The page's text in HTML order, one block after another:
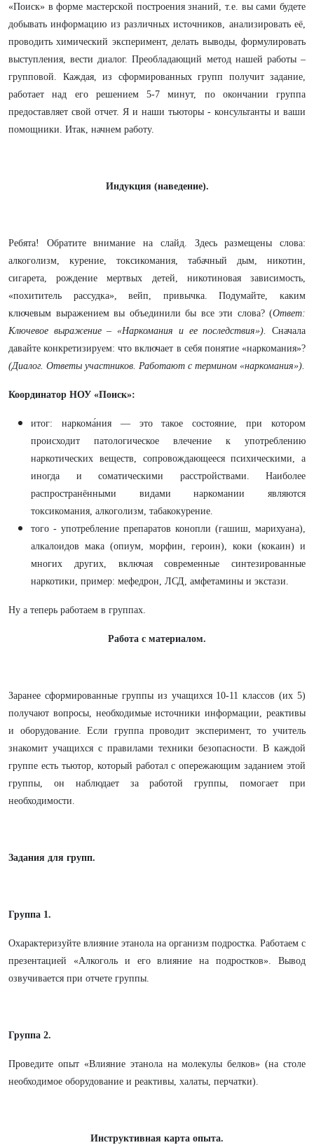
«Поиск» в форме мастерской построения знаний, т.е. вы сами будете
добывать информацию из различных источников, анализировать её,
проводить химический эксперимент, делать выводы, формулировать
выступления, вести диалог. Преобладающий метод нашей работы –
групповой. Каждая, из сформированных групп получит задание,
работает над его решением 5-7 минут, по окончании группа
предоставляет свой отчет. Я и наши тьюторы - консультанты и ваши
помощники. Итак, начнем работу.
Индукция (наведение).
Ребята! Обратите внимание на слайд. Здесь размещены слова:
алкоголизм, курение, токсикомания, табачный дым, никотин,
сигарета, рождение мертвых детей, никотиновая зависимость,
«похититель рассудка», вейп, привычка. Подумайте, каким
ключевым выражением вы объединили бы все эти слова? (Ответ:
Ключевое выражение – «Наркомания и ее последствия»).
Сначала
давайте конкретизируем: что включает в себя понятие «наркомания»?
(Диалог. Ответы участников. Работают с термином «наркомания»).
Координатор НОУ «Поиск»:
итог: наркома́ния — это такое состояние, при котором
происходит патологическое влечение к употреблению
наркотических веществ, сопровождающееся психическими, а
иногда и соматическими расстройствами. Наиболее
распространёнными видами наркомании являются
токсикомания, алкоголизм, табакокурение.
того - употребление препаратов конопли (гашиш, марихуана),
алкалоидов мака (опиум, морфин, героин), коки (кокаин) и
многих других, включая современные синтезированные
наркотики, пример: мефедрон, ЛСД, амфетамины и экстази.
Ну а теперь работаем в группах.
Работа с материалом.
Заранее сформированные группы из учащихся 10-11 классов (их 5)
получают вопросы, необходимые источники информации, реактивы
и оборудование. Если группа проводит эксперимент, то учитель
знакомит учащихся с правилами техники безопасности. В каждой
группе есть тьютор, который работал с опережающим заданием этой
группы, он наблюдает за работой группы, помогает при
необходимости.
Задания для групп.
Группа 1.
Охарактеризуйте влияние этанола на организм подростка. Работаем с
презентацией «Алкоголь и его влияние на подростков». Вывод
озвучивается при отчете группы.
Группа 2.
Проведите опыт «Влияние этанола на молекулы белков» (на столе
необходимое оборудование и реактивы, халаты, перчатки).
Инструктивная карта опыта.